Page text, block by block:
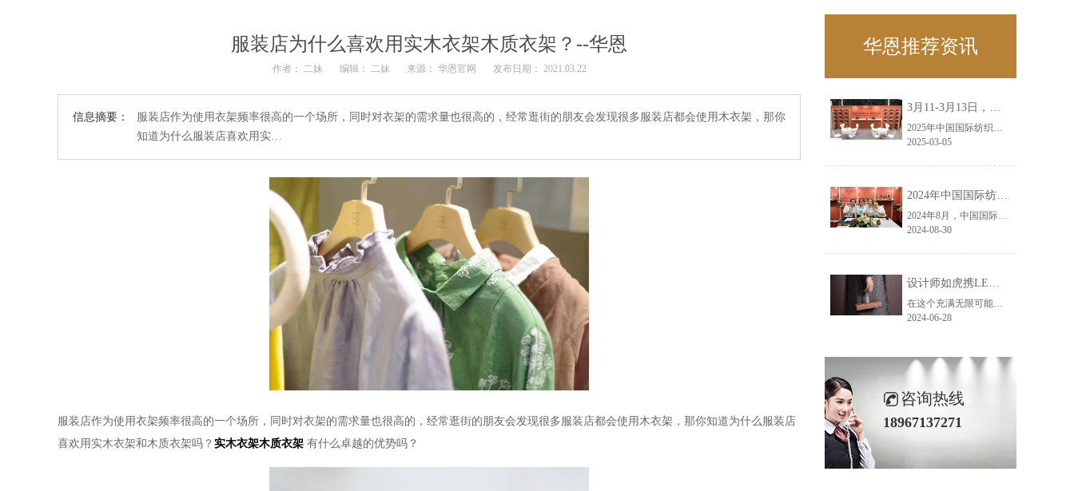
服装店为什么喜欢用实木衣架木质衣架？--华恩
作者： 二妹 编辑： 二妹 来源： 华恩官网 发布日期： 2021.03.22
信息摘要：
服装店作为使用衣架频率很高的一个场所，同时对衣架的需求量也很高的，经常逛街的朋友会发现很多服装店都会使用木衣架，那你
知道为什么服装店喜欢用实…
服装店作为使用衣架频率很高的一个场所，同时对衣架的需求量也很高的，经常逛街的朋友会发现很多服装店都会使用木衣架，那你知道为什么服装店
喜欢用实木衣架和木质衣架吗？ 实木衣架木质衣架 有什么卓越的优势吗？
华恩推荐资讯
3月11-3月13日，华恩诚邀您共赴上海面辅料春夏展——华恩
2025年中国国际纺织面料及辅料（春夏）博览会即将盛大开启！感谢您对华恩品牌的关注！3.11-3.13，杭州华恩（LEMONLEE）诚邀您共赴这场春日的宴会！
2025-03-05
2024年中国国际纺织面料及辅料（秋冬）博览会完美收官！——华恩
2024年8月，中国国际纺织面料及辅料（秋冬）博览会完美收官！作为一家拥有30年历史的专业衣架制造商，我们非常荣幸能够参与这一盛会，并在此期间与众多客户进行了广泛而深入的交流。
2024-08-30
设计师如虎携LEMONLEE红雪松礼盒荣获第六届未来·已来香港新锐当代设计奖铜奖
在这个充满无限可能的2024年夏季，LEMONLEE品牌设计师如虎以其非凡的创意与对自然的深刻理解，精心打造的红雪松木球礼盒，在“2024未来·已来——第六届香港新锐当代设计奖”中摘得铜奖。这不仅是对设计师如虎原创设计能力的嘉奖，更是对LEMONLEE品牌的高度认可。
2024-06-28
咨询热线
18967137271